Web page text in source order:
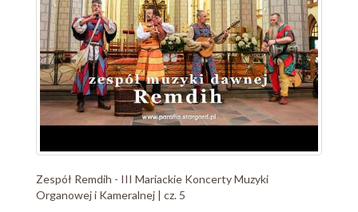
Zespół Remdih - III Mariackie Koncerty Muzyki
Organowej i Kameralnej | cz. 5